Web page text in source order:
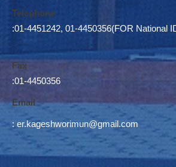
Telephone
:01-4451242, 01-4450356(FOR National
Fax
:01-4450356
Email
: er.kageshworimun@gmail.com